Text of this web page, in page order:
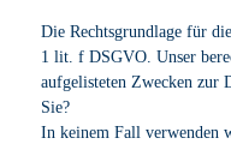
Die Rechtsgrundlage für
1 lit. f DSGVO. Unser
aufgelisteten Zwecken zur
Sie?
In keinem Fall verwenden